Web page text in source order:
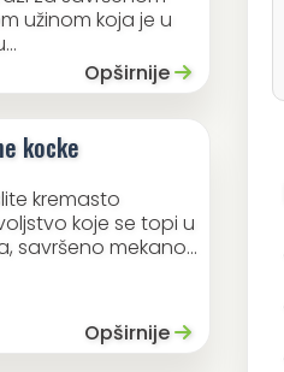
užinom koja je u
Opširnije
kocke
kremasto
koje se topi u
savršeno mekano...
Opširnije